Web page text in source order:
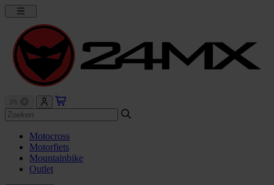
Motocross
Motorfiets
Mountainbike
Outlet